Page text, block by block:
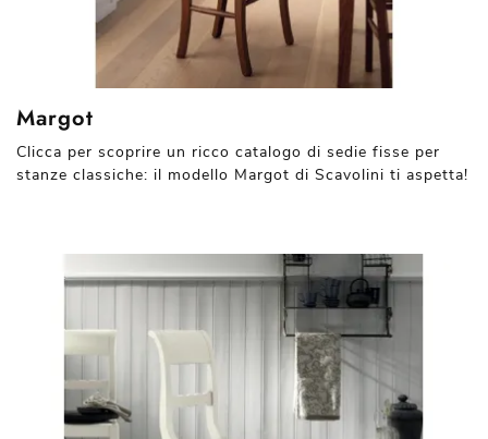
Margot
Clicca per scoprire un ricco catalogo di sedie fisse per
stanze classiche: il modello Margot di Scavolini ti aspetta!